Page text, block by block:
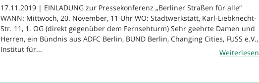
17.11.2019 | EINLADUNG zur Pressekonferenz „Berliner Straßen für alle“
WANN: Mittwoch, 20. November, 11 Uhr WO: Stadtwerkstatt, Karl-Liebknecht-
Str. 11, 1. OG (direkt gegenüber dem Fernsehturm) Sehr geehrte Damen und
Herren, ein Bündnis aus ADFC Berlin, BUND Berlin, Changing Cities, FUSS e.V.,
Institut für...
Weiterlesen